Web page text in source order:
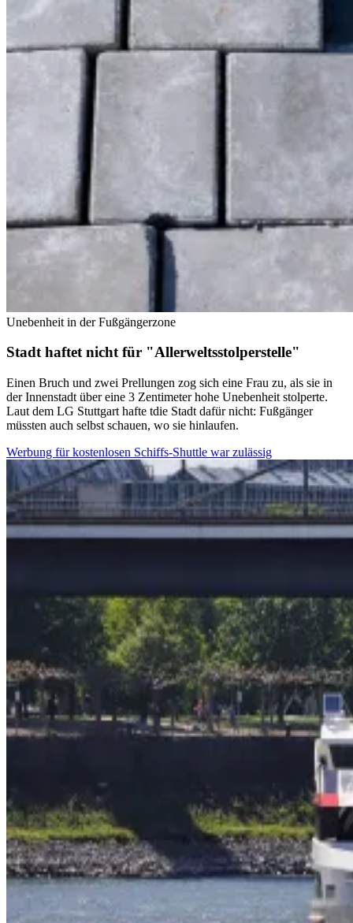
Unebenheit in der Fußgängerzone
Stadt haftet nicht für "Allerweltsstolperstelle"
Einen Bruch und zwei Prellungen zog sich eine Frau zu, als sie in
der Innenstadt über eine 3 Zentimeter hohe Unebenheit stolperte.
Laut dem LG Stuttgart hafte tdie Stadt dafür nicht: Fußgänger
müssten auch selbst schauen, wo sie hinlaufen.
Werbung für kostenlosen Schiffs-Shuttle war zulässig